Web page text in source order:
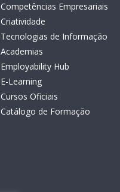
Competências Empresariais
Criatividade
Tecnologias de Informação
Academias
Employability Hub
E-Learning
Cursos Oficiais
Catálogo de Formação